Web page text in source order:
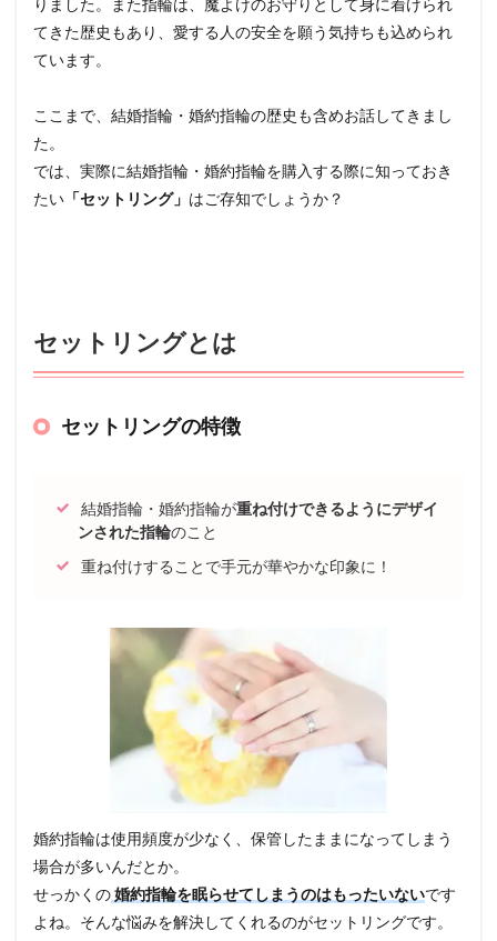
りました。また指輪は、魔よけのお守りとして身に着けられ
てきた歴史もあり、愛する人の安全を願う気持ちも込められ
ています。
ここまで、結婚指輪・婚約指輪の歴史も含めお話してきまし
た。
では、実際に結婚指輪・婚約指輪を購入する際に知っておき
たい 「セットリング」 はご存知でしょうか？
セットリングとは
セットリングの特徴
結婚指輪・婚約指輪が重ね付けできるようにデザイ
ンされた指輪のこと
重ね付けすることで手元が華やかな印象に！
婚約指輪は使用頻度が少なく、保管したままになってしまう
場合が多いんだとか。
せっかくの婚約指輪を眠らせてしまうのはもったいないです
よね。 そんな悩みを解決してくれるのがセットリングです。